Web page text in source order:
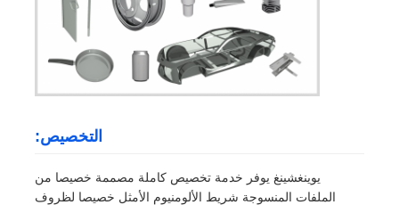
التخصيص:
يوينغشينغ يوفر خدمة تخصيص كاملة مصممة خصيصا من
الملفات المنسوجة شريط الألومنيوم الأمثل خصيصا لظروف